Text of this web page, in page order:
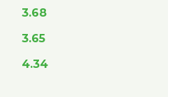
3.68
3.65
4.34